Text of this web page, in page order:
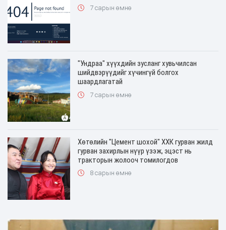
7 сарын өмнө
"Ундраа" хүүхдийн зусланг хувьчилсан
шийдвэрүүдийг хүчингүй болгох
шаардлагатай
7 сарын өмнө
Хөтөлийн "Цемент шохой" ХХК гурван жилд
гурван захирлын нүүр үзэж, эцэст нь
тракторын жолооч томилогдов
8 сарын өмнө